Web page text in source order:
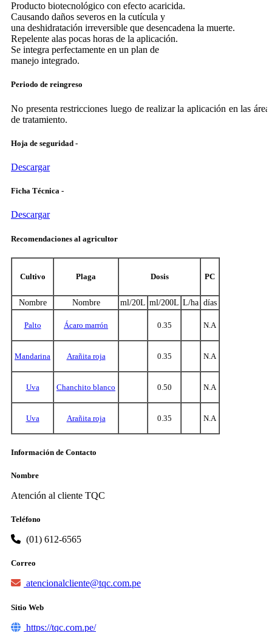
Producto biotecnológico con efecto acaricida.
Causando daños severos en la cutícula y
una deshidratación irreversible que desencadena la muerte.
Repelente alas pocas horas de la aplicación.
Se integra perfectamente en un plan de
manejo integrado.
Periodo de reingreso
No presenta restricciones luego de realizar la aplicación en las
de tratamiento.
Hoja de seguridad -
Descargar
Ficha Técnica -
Descargar
Recomendaciones al agricultor
Cultivo Plaga Dosis PC
Nombre Nombre ml/20L ml/200L L/ha días
Palto Ácaro marrón 0.35 N.A
Mandarina Arañita roja 0.35 N.A
Uva Chanchito blanco 0.50 N.A
Uva Arañita roja 0.35 N.A
Información de Contacto
Nombre
Atención al cliente TQC
Teléfono
(01) 612-6565
Correo
atencionalcliente@tqc.com.pe
Sitio Web
https://tqc.com.pe/